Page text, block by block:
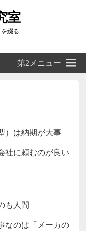
室
綴る
第2メニュー
）は納期が大事
社に頼むのが良い
も人間
なのは「メーカの